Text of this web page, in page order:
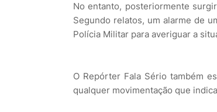
No entanto, posteriormente
Segundo relatos, um alarme de
Polícia Militar para averiguar a
O Repórter Fala Sério também
qualquer movimentação que